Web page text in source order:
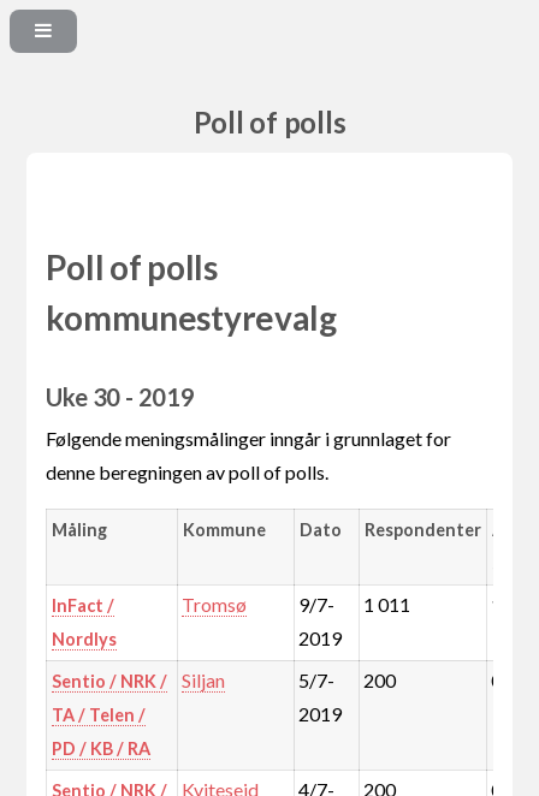
Poll of polls
Poll of polls
kommunestyrevalg
Uke 30 - 2019
Følgende meningsmålinger inngår i grunnlaget for
denne beregningen av poll of polls.
Måling Kommune Dato Respondenter Andel
InFact /
Nordlys
Tromsø
9/7-
2019
1 011 1,4%
Sentio / NRK /
TA / Telen /
PD / KB / RA
Siljan
5/7-
2019
200 0,1%
Sentio / NRK /
Kviteseid
4/7-
200 0,0%